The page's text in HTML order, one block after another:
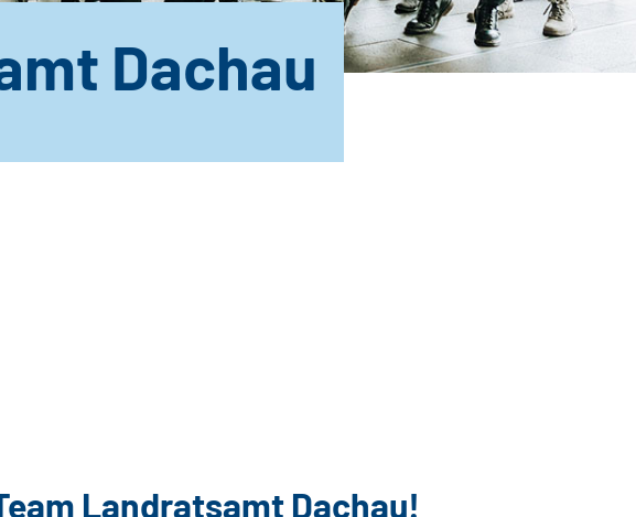
Dachau
Landratsamt Dachau!